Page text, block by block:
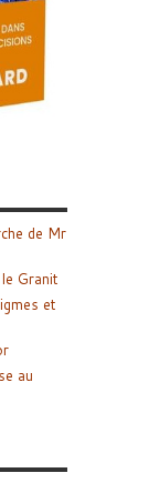
de Mr
Granit
et
au